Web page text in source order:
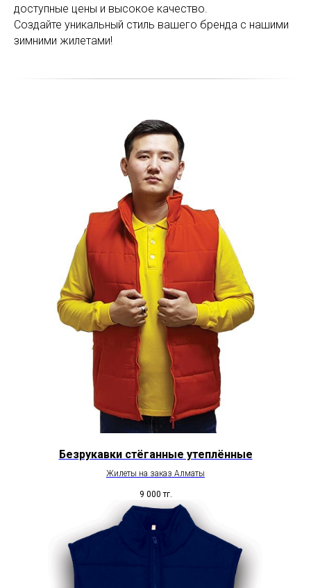
доступные цены и высокое качество.
Создайте уникальный стиль вашего бренда с нашими
зимними жилетами!
Безрукавки стёганные утеплённые
Жилеты на заказ Алматы
9 000 тг.